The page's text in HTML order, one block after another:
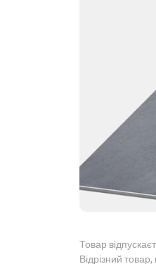
Товар
Відрізний